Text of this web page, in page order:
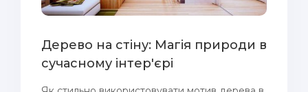
Дерево на стіну: Магія природи в
сучасному інтер'єрі